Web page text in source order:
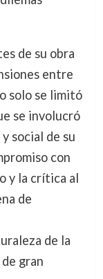
de su obra
entre
solo se limitó
se involucró
social de su
con
y la crítica al
de
de la
gran